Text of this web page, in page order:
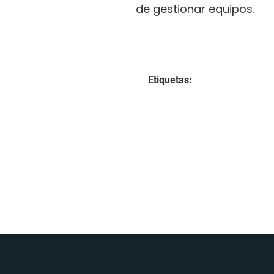
de gestionar equipos.
Etiquetas: